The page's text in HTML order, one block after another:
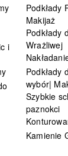
i
Podkłady
Makijaż
Podkłady
Wrażliwej
Podkłady
wybór|
Szybkie
paznokci
Kamienie